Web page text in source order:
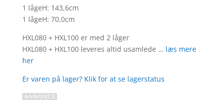
baseret
på
mmelser
1 lågeH: 143,6cm
1 lågeH: 70,0cm
HXL080 + HXL100 er med 2 låger
HXL080 + HXL100 leveres altid usamlede … læs mere
her
Er varen på lager? Klik for at se lagerstatus